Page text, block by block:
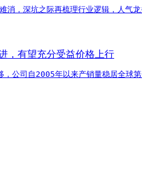
深坑之际再梳理行业逻辑，人
，有望充分受益价格上行
司自2005年以来产销量稳居全